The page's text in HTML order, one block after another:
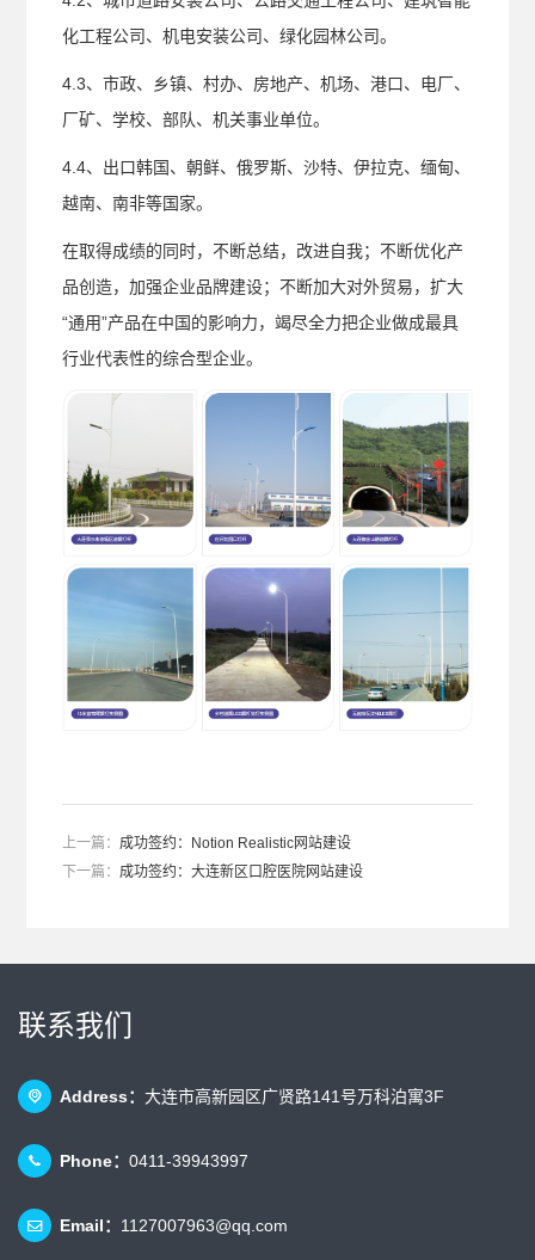
化工程公司、机电安装公司、绿化园林公司。
4.3、市政、乡镇、村办、房地产、机场、港口、电厂、
厂矿、学校、部队、机关事业单位。
4.4、出口韩国、朝鲜、俄罗斯、沙特、伊拉克、缅甸、
越南、南非等国家。
在取得成绩的同时，不断总结，改进自我；不断优化产
品创造，加强企业品牌建设；不断加大对外贸易，扩大
“通用”产品在中国的影响力，竭尽全力把企业做成最具
行业代表性的综合型企业。
上一篇：成功签约：Notion Realistic网站建设
下一篇：成功签约：大连新区口腔医院网站建设
联系我们
Address： 大连市高新园区广贤路141号万科泊寓3F
Phone： 0411-39943997
Email： 1127007963@qq.com